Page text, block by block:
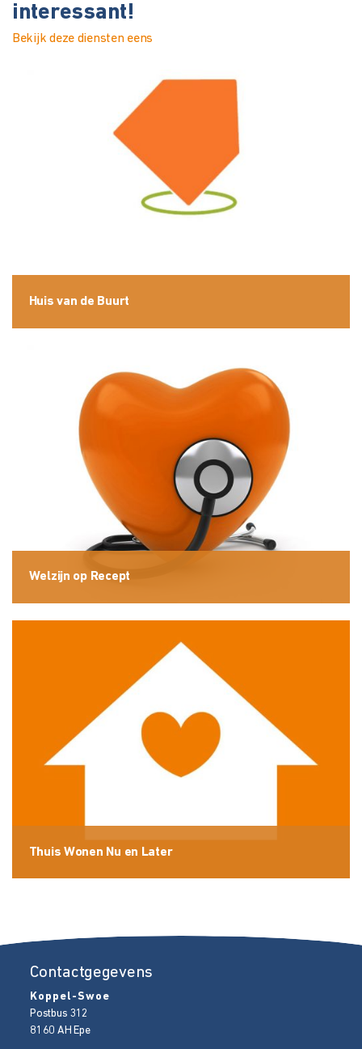
interessant!
Bekijk deze diensten eens
Huis van de Buurt
Welzijn op Recept
Thuis Wonen Nu en Later
Contactgegevens
Koppel-Swoe
Postbus 312
8160 AH Epe